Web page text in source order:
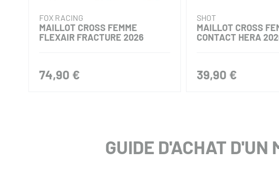
FOX RACING
MAILLOT CROSS FEMME
FLEXAIR FRACTURE 2026
74,90 €
SHOT
MAILLOT CROSS
CONTACT HERA
39,90 €
GUIDE D'ACHAT D'UN